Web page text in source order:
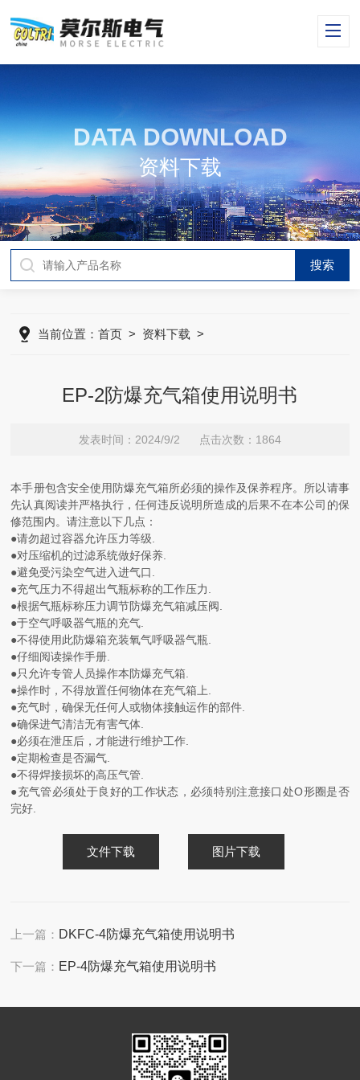
DATA DOWNLOAD
资料下载
当前位置：首页 > 资料下载 >
EP-2防爆充气箱使用说明书
发表时间：2024/9/2 点击次数：1864
本手册包含安全使用防爆充气箱所必须的操作及保养程序。所以请事
先认真阅读并严格执行，任何违反说明所造成的后果不在本公司的保
修范围内。请注意以下几点：
●请勿超过容器允许压力等级.
●对压缩机的过滤系统做好保养.
●避免受污染空气进入进气口.
●充气压力不得超出气瓶标称的工作压力.
●根据气瓶标称压力调节防爆充气箱减压阀.
●于空气呼吸器气瓶的充气.
●不得使用此防爆箱充装氧气呼吸器气瓶.
●仔细阅读操作手册.
●只允许专管人员操作本防爆充气箱.
●操作时，不得放置任何物体在充气箱上.
●充气时，确保无任何人或物体接触运作的部件.
●确保进气清洁无有害气体.
●必须在泄压后，才能进行维护工作.
●定期检查是否漏气.
●不得焊接损坏的高压气管.
●充气管必须处于良好的工作状态，必须特别注意接口处O形圈是否
完好.
文件下载 图片下载
上一篇： DKFC-4防爆充气箱使用说明书
下一篇： EP-4防爆充气箱使用说明书